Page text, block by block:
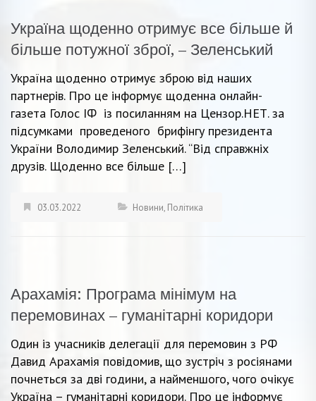
Україна щоденно отримує все більше й
більше потужної зброї, – Зеленський
Україна щоденно отримує зброю від наших
партнерів. Про це інформує щоденна онлайн-
газета Голос ІФ із посиланням на Цензор.НЕТ. за
підсумками проведеного брифінгу президента
України Володимир Зеленський. “Від справжніх
друзів. Щоденно все більше […]
03.03.2022 Новини, Політика
Арахамія: Програма мінімум на
перемовинах – гуманітарні коридори
Один із учасників делегації для перемовин з РФ
Давид Арахамія повідомив, що зустріч з росіянами
почнеться за дві години, а найменшого, чого очікує
Україна – гуманітарні коридори. Про це інформує